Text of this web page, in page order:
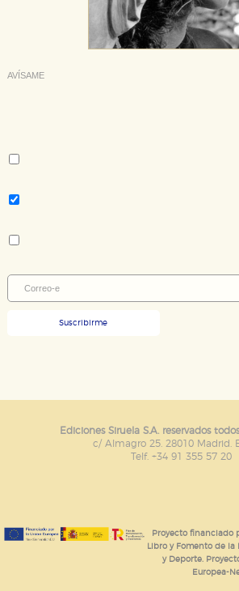
AVÍSAME
Suscribirme
Ediciones Siruela S.A. reservados
c/ Almagro 25. 28010 Madrid.
Telf. +34 91 355 57 20
Proyecto financiado
Libro y Fomento de la
y Deporte.
Europea-